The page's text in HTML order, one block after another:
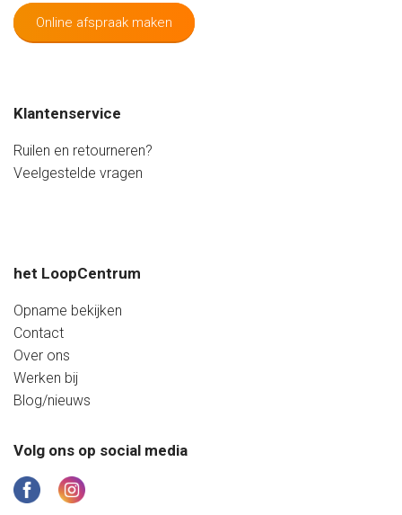
Online afspraak maken
Donderdag
09:20 - 17:20 uur
Vrijdag
09:20 - 20:00 uur
Zaterdag
08:40 - 17:20 uur
Klantenservice
Ruilen en retourneren?
Veelgestelde vragen
het LoopCentrum
Opname bekijken
Contact
Over ons
Werken bij
Blog/nieuws
Volg ons op social media